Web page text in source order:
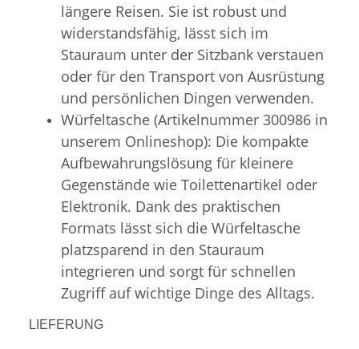
längere Reisen. Sie ist robust und
widerstandsfähig, lässt sich im
Stauraum unter der Sitzbank verstauen
oder für den Transport von Ausrüstung
und persönlichen Dingen verwenden.
Würfeltasche (Artikelnummer 300986 in
unserem Onlineshop): Die kompakte
Aufbewahrungslösung für kleinere
Gegenstände wie Toilettenartikel oder
Elektronik. Dank des praktischen
Formats lässt sich die Würfeltasche
platzsparend in den Stauraum
integrieren und sorgt für schnellen
Zugriff auf wichtige Dinge des Alltags.
LIEFERUNG